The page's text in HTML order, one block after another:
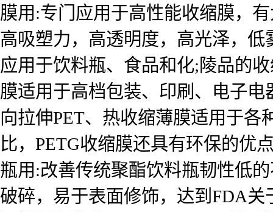
膜用:专门应用于高性能收缩膜，
高吸塑力，高透明度，高光泽，
应用于饮料瓶、食品和化;陵品的
膜适用于高档包装、印刷、电子
向拉伸PET、热收缩薄膜适用于各
比，PETG收缩膜还具有环保的优
瓶用:改善传统聚酯饮料瓶韧性低
破碎，易于表面修饰，达到FDA